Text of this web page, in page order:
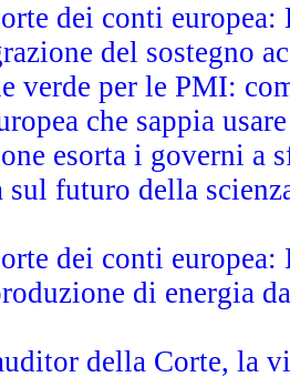
dei conti
del sostegno
verde per le PMI:
che sappia
esorta i governi
sul futuro della
dei conti
di energia
della Corte, la